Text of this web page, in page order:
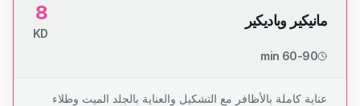
مانيكير وباديكير 8
KD
60-90 min
عناية كاملة بالأظافر مع التشكيل والعناية بالجلد الميت وطلاء